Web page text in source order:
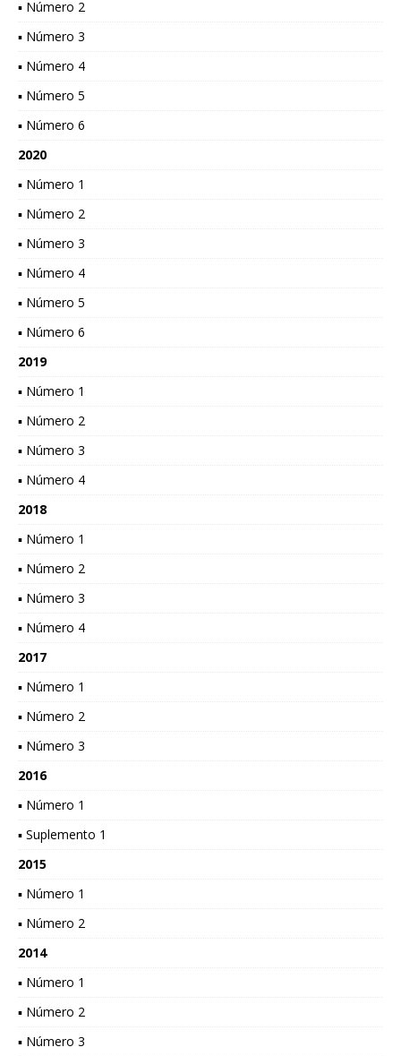
▪ Número 2
▪ Número 3
▪ Número 4
▪ Número 5
▪ Número 6
2020
▪ Número 1
▪ Número 2
▪ Número 3
▪ Número 4
▪ Número 5
▪ Número 6
2019
▪ Número 1
▪ Número 2
▪ Número 3
▪ Número 4
2018
▪ Número 1
▪ Número 2
▪ Número 3
▪ Número 4
2017
▪ Número 1
▪ Número 2
▪ Número 3
2016
▪ Número 1
▪ Suplemento 1
2015
▪ Número 1
▪ Número 2
2014
▪ Número 1
▪ Número 2
▪ Número 3